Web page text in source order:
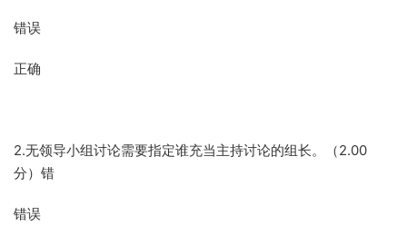
错误
正确
2.无领导小组讨论需要指定谁充当主持讨论的组长。（2.00
分）错
错误